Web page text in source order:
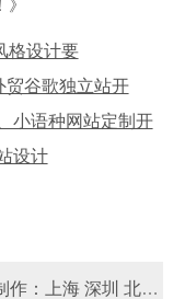
格设计要
贸谷歌独立站开
小语种网站定制开
设计
作：上海 深圳 北京